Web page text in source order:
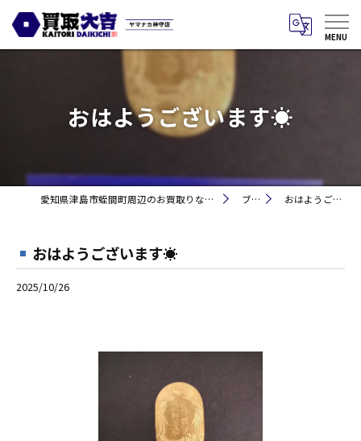
おはようございます☀
愛知県津島市蛭間町周辺のお買取りなら買取大吉 ヤマナカ神守店 ブログ おはようございます☀
おはようございます☀
2025/10/26